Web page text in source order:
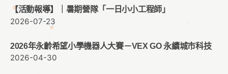
【活動報導】｜暑期營隊「一日小小工程師」
2026-07-23
2026年永齡希望小學機器人大賽－VEX GO 永續城市科技
2026-04-30